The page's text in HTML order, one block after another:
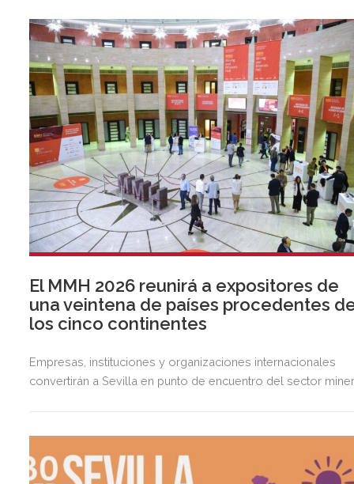
El MMH 2026 reunirá a expositores de
una veintena de países procedentes
los cinco continentes
Empresas, instituciones y organizaciones internacionales
convertirán a Sevilla en punto de encuentro del sector